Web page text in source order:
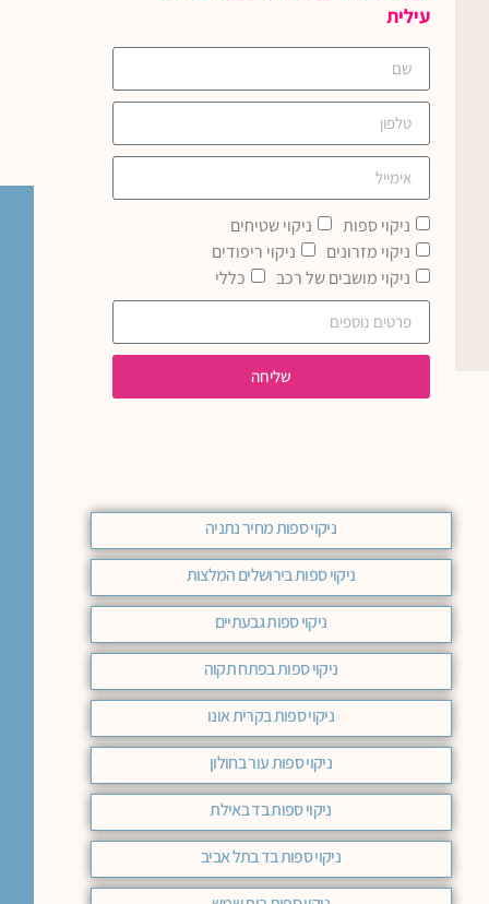
עילית
ניקוי ספות
ניקוי שטיחים
ניקוי מזרונים
ניקוי ריפודים
ניקוי מושבים של רכב
כללי
שליחה
ניקוי ספות מחיר נתניה
ניקוי ספות בירושלים המלצות
ניקוי ספות גבעתיים
ניקוי ספות בפתח תקוה
ניקוי ספות בקרית אונו
ניקוי ספות עור בחולון
ניקוי ספות בד באילת
ניקוי ספות בד בתל אביב